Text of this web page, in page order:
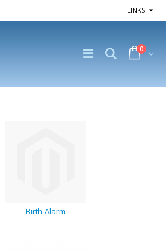
LINKS
0
Birth Alarm